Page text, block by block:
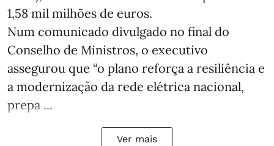
1,58 mil milhões de euros.
Num comunicado divulgado no final do
Conselho de Ministros, o executivo
assegurou que “o plano reforça a resiliência e
a modernização da rede elétrica nacional,
prepa ...
Ver mais